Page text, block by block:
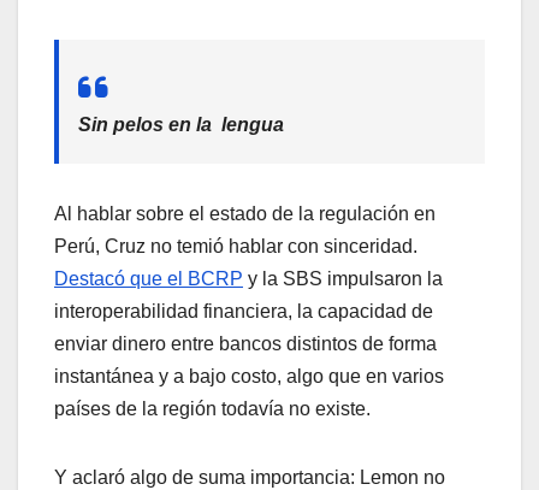
Sin pelos en la lengua
Al hablar sobre el estado de la regulación en
Perú, Cruz no temió hablar con sinceridad.
Destacó que el BCRP y la SBS impulsaron la
interoperabilidad financiera, la capacidad de
enviar dinero entre bancos distintos de forma
instantánea y a bajo costo, algo que en varios
países de la región todavía no existe.
Y aclaró algo de suma importancia: Lemon no